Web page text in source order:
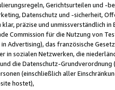
Gerichtsurteilen und -
Datenschutz und -sicherheit,
präzise und unmissverständlich
Commission für die Nutzung von
Advertising), das französische
in sozialen Netzwerken, die
die Datenschutz-
(einschließlich aller
hostet),